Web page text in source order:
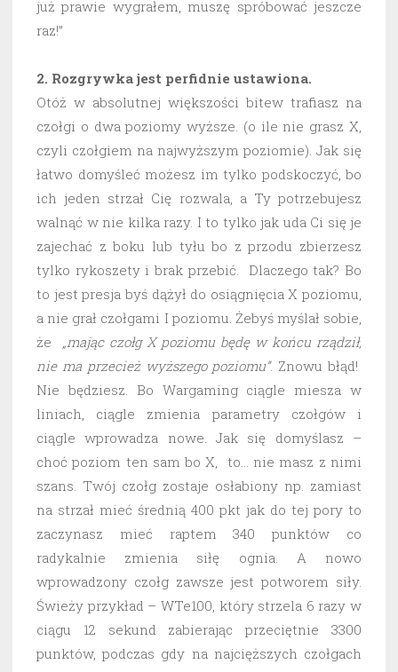
już prawie wygrałem, muszę spróbować jeszcze
raz!”
2. Rozgrywka jest perfidnie ustawiona.
Otóż w absolutnej większości bitew trafiasz na
czołgi o dwa poziomy wyższe. (o ile nie grasz X,
czyli czołgiem na najwyższym poziomie). Jak się
łatwo domyśleć możesz im tylko podskoczyć, bo
ich jeden strzał Cię rozwala, a Ty potrzebujesz
walnąć w nie kilka razy. I to tylko jak uda Ci się je
zajechać z boku lub tyłu bo z przodu zbierzesz
tylko rykoszety i brak przebić. Dlaczego tak? Bo
to jest presja byś dążył do osiągnięcia X poziomu,
a nie grał czołgami I poziomu. Żebyś myślał sobie,
że „mając czołg X poziomu będę w końcu rządził,
nie ma przecież wyższego poziomu”. Znowu błąd!
Nie będziesz. Bo Wargaming ciągle miesza w
liniach, ciągle zmienia parametry czołgów i
ciągle wprowadza nowe. Jak się domyślasz –
choć poziom ten sam bo X, to… nie masz z nimi
szans. Twój czołg zostaje osłabiony np. zamiast
na strzał mieć średnią 400 pkt jak do tej pory to
zaczynasz mieć raptem 340 punktów co
radykalnie zmienia siłę ognia. A nowo
wprowadzony czołg zawsze jest potworem siły.
Świeży przykład – WTe100, który strzela 6 razy w
ciągu 12 sekund zabierając przeciętnie 3300
punktów, podczas gdy na najcięższych czołgach